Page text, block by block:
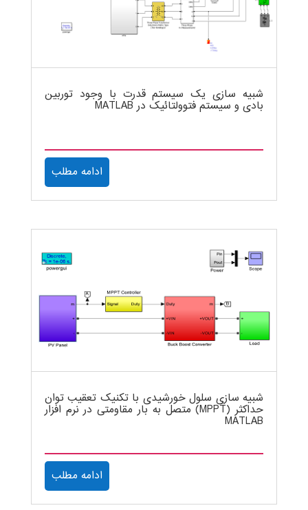
شبیه سازی یک سیستم قدرت با وجود توربین
بادی و سیستم فتوولتائیک در MATLAB
ادامه مطلب
شبیه سازی سلول خورشیدی با تکنیک تعقیب توان
حداکثر (MPPT) متصل به بار مقاومتی در نرم افزار
MATLAB
ادامه مطلب